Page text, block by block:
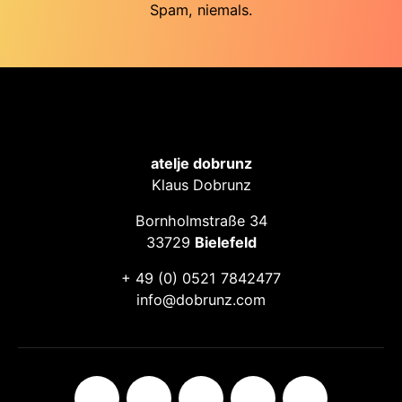
Spam, niemals.
atelje dobrunz
Klaus Dobrunz
Bornholmstraße 34
33729 Bielefeld
+ 49 (0) 0521 7842477
info@dobrunz.com